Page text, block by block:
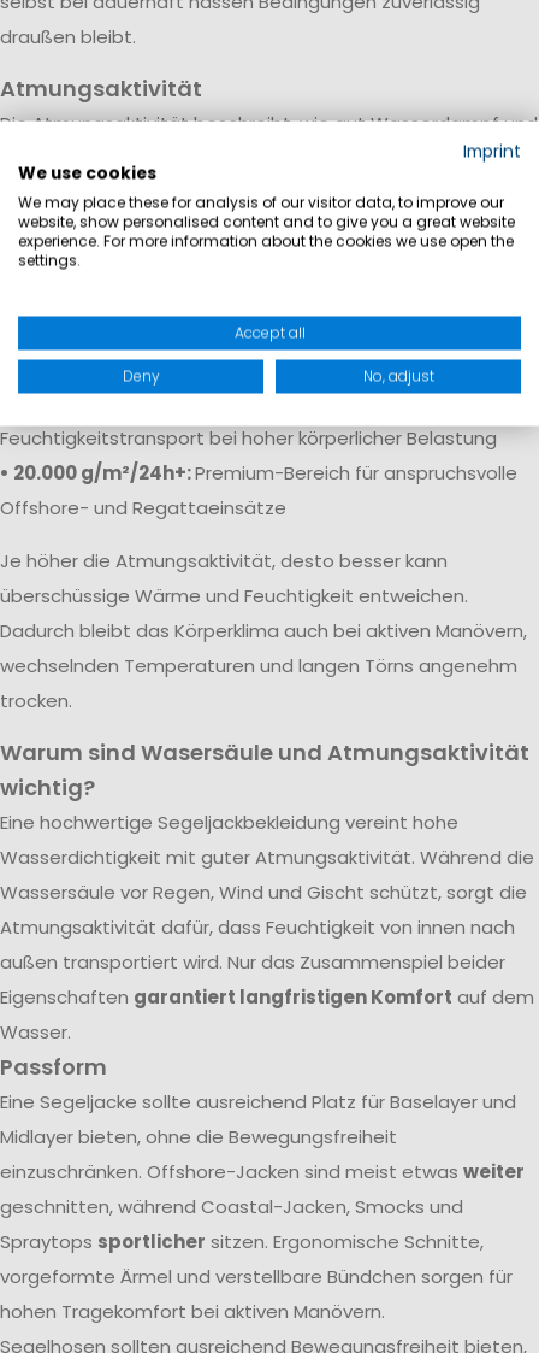
draußen bleibt.
Atmungsaktivität
Die Atmungsaktivität beschreibt, wie gut Wasserdampf und
transportiert werden. Sie wird meist in Gramm pro
Quadratmeter innerhalb von 24 Stunden (g/m²/24h)
angegeben.
• 10.000 g/m²/24h:Gute Atmungsaktivität für aktive Segler
Feuchtigkeitstransport bei hoher körperlicher Belastung
• 20.000 g/m²/24h+:Premium-Bereich für anspruchsvolle
Offshore- und Regattaeinsätze
Je höher die Atmungsaktivität, desto besser kann
überschüssige Wärme und Feuchtigkeit entweichen.
Dadurch bleibt das Körperklima auch bei aktiven Manövern,
wechselnden Temperaturen und langen Törns angenehm
trocken.
Warum sind Wasersäule und Atmungsaktivität
wichtig?
Eine hochwertige Segeljackbekleidung vereint hohe
Wasserdichtigkeit mit guter Atmungsaktivität. Während die
Wassersäule vor Regen, Wind und Gischt schützt, sorgt die
Atmungsaktivität dafür, dass Feuchtigkeit von innen nach
außen transportiert wird. Nur das Zusammenspiel beider
Eigenschaften garantiert langfristigen Komfort auf dem
Wasser.
Passform
Eine Segeljacke sollte ausreichend Platz für Baselayer und
Midlayer bieten, ohne die Bewegungsfreiheit
einzuschränken. Offshore-Jacken sind meist etwas weiter
geschnitten, während Coastal-Jacken, Smocks und
Spraytops sportlicher sitzen. Ergonomische Schnitte,
vorgeformte Ärmel und verstellbare Bündchen sorgen für
hohen Tragekomfort bei aktiven Manövern.
Segelhosen sollten ausreichend Bewegungsfreiheit bieten,
Imprint
We use cookies
We may place these for analysis of our visitor data, to improve our
website, show personalised content and to give you a great website
experience. For more information about the cookies we use open the
settings.
Accept all
Deny No, adjust